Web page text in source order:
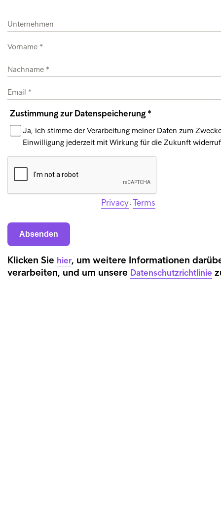
Zustimmung zur Datenspeicherung
Ja, ich stimme der Verarbeitung meiner Daten zum
Einwilligung jederzeit mit Wirkung für die Zukunft
Privacy - Terms
Klicken Sie hier, um weitere Informationen
verarbeiten, und um unsere Datenschutzrichtlinie